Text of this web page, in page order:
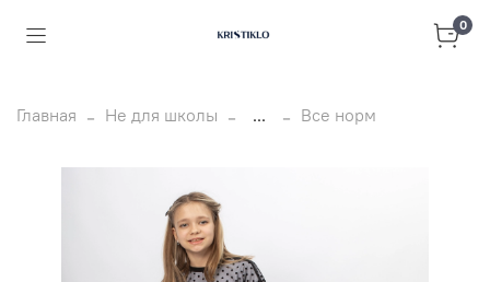
0
Главная Не для школы ... Все норм